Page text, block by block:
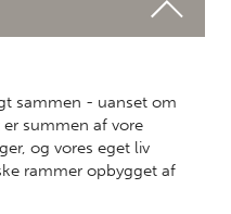
sammen - uanset om
er summen af vore
og vores eget liv
rammer opbygget af